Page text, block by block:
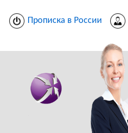
Прописка в России